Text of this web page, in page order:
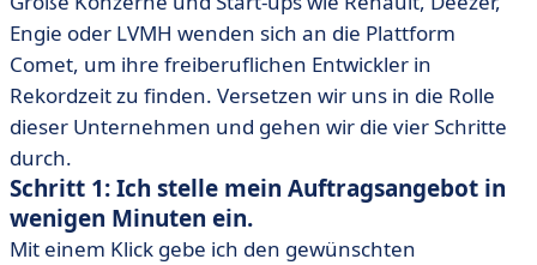
Engie oder LVMH wenden sich an die Plattform
Comet, um ihre freiberuflichen Entwickler in
Rekordzeit zu finden. Versetzen wir uns in die Rolle
dieser Unternehmen und gehen wir die vier Schritte
durch.
Schritt 1: Ich stelle mein Auftragsangebot in
wenigen Minuten ein.
Mit einem Klick gebe ich den gewünschten